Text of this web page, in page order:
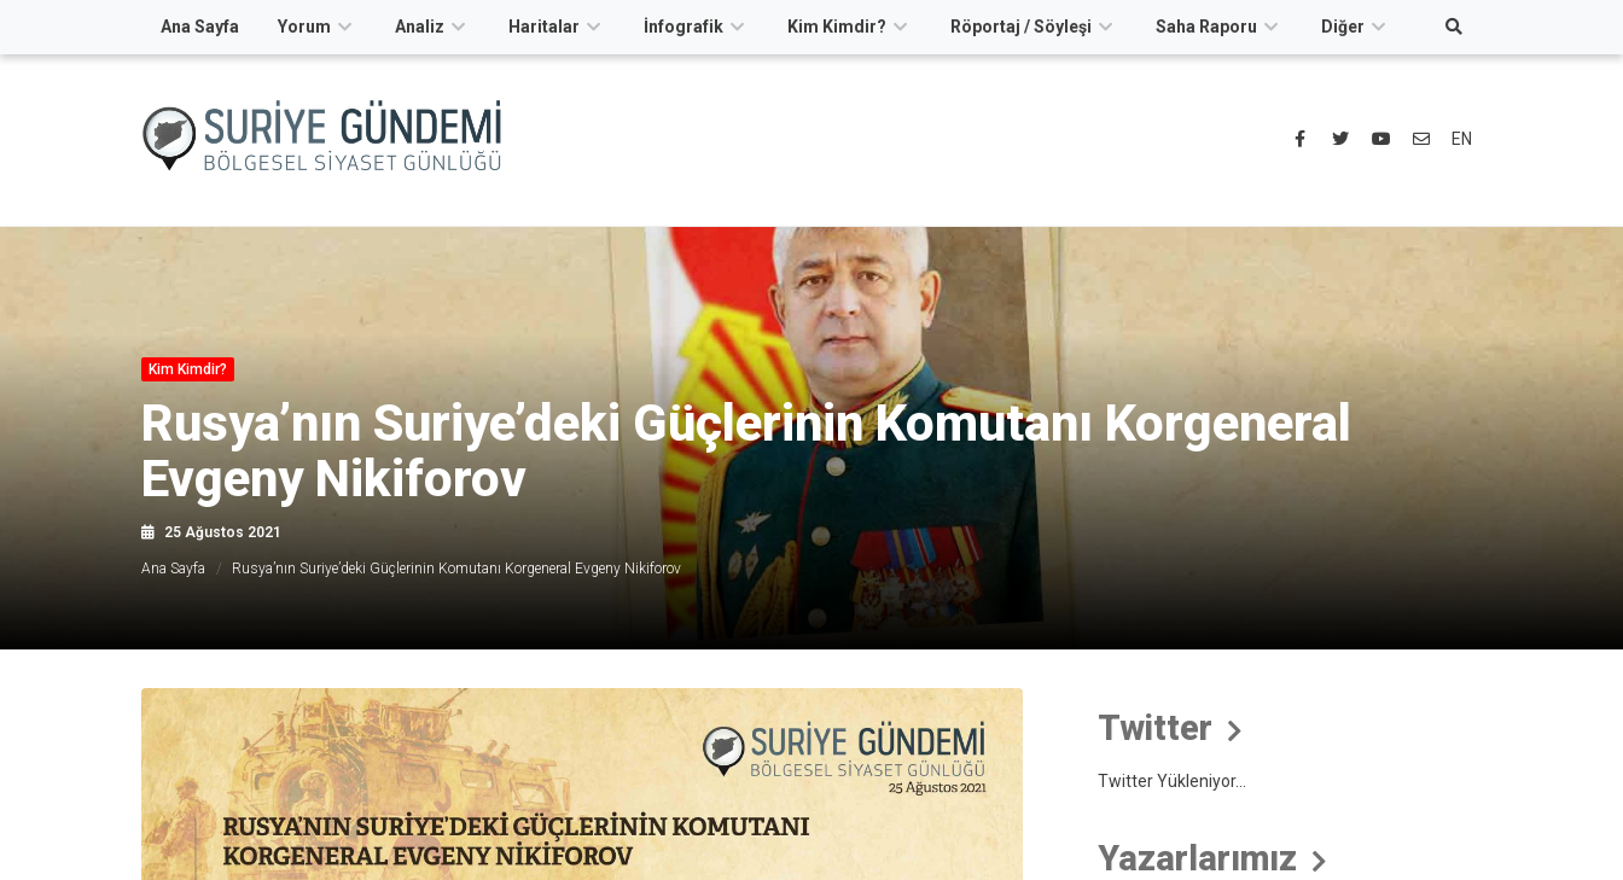
Ana Sayfa Yorum Analiz Haritalar İnfografik Kim Kimdir? Röportaj / Söyleşi Saha Raporu Diğer
EN
Kim Kimdir?
Rusya’nın Suriye’deki Güçlerinin Komutanı Korgeneral
Evgeny Nikiforov
25 Ağustos 2021
Ana Sayfa Rusya’nın Suriye’deki Güçlerinin Komutanı Korgeneral Evgeny Nikiforov
Twitter
Twitter Yükleniyor...
Yazarlarımız